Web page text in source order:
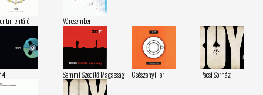
Városember
Semmi Szédítő Magasság Csészényi Tér Pécsi Sörház